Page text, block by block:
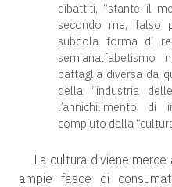
dibattiti, “stante il
secondo me, falso
subdola forma di
semianalfabetismo
battaglia diversa da
della “industria
l’annichilimento di
compiuto dalla
La cultura diviene
ampie fasce di